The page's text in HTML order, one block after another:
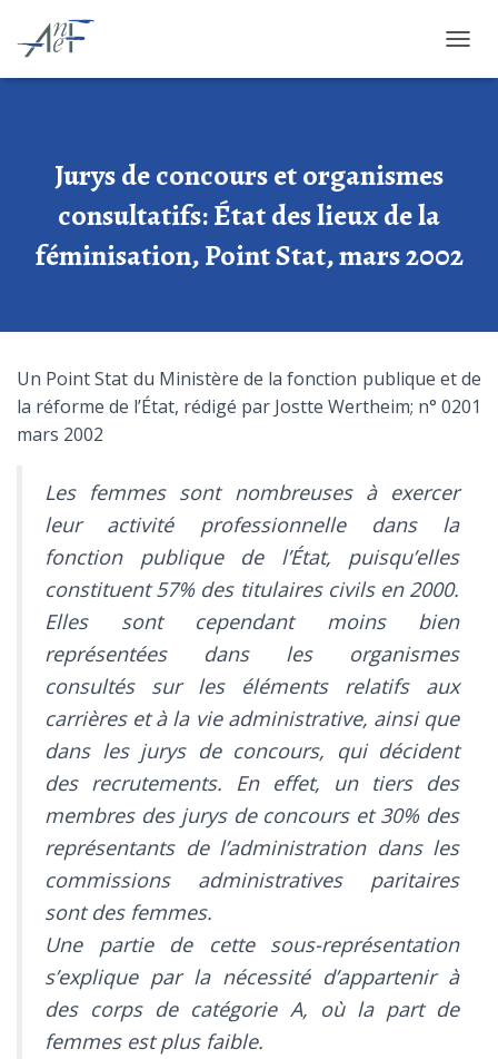
Jurys de concours et organismes
consultatifs: État des lieux de la
féminisation, Point Stat, mars 2002
Un Point Stat du Ministère de la fonction publique et de
la réforme de l’État, rédigé par Jostte Wertheim; n° 0201
mars 2002
Les femmes sont nombreuses à exercer
leur activité professionnelle dans la
fonction publique de l’État, puisqu’elles
constituent 57% des titulaires civils en 2000.
Elles sont cependant moins bien
représentées dans les organismes
consultés sur les éléments relatifs aux
carrières et à la vie administrative, ainsi que
dans les jurys de concours, qui décident
des recrutements. En effet, un tiers des
membres des jurys de concours et 30% des
représentants de l’administration dans les
commissions administratives paritaires
sont des femmes.
Une partie de cette sous-représentation
s’explique par la nécessité d’appartenir à
des corps de catégorie A, où la part de
femmes est plus faible.